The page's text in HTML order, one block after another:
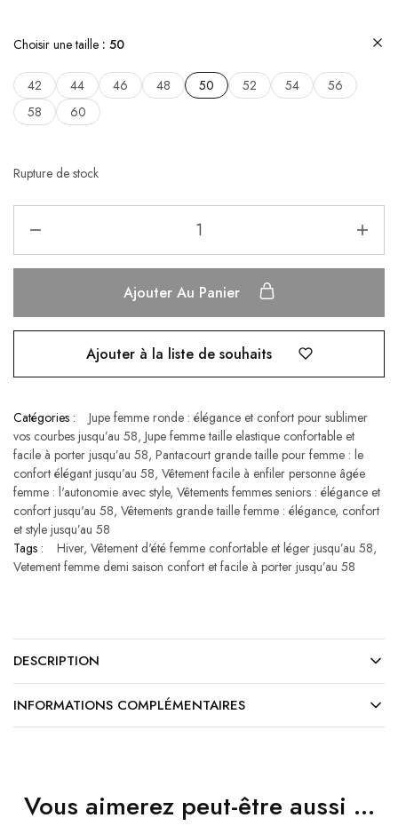
Choisir une taille 50
42 44 46 48 50 52 54
56
58
60
Rupture de stock
Ajouter Au Panier
Ajouter à la liste de souhaits
Catégories :
Jupe femme ronde : élégance et confort pour sublimer
vos courbes jusqu’au 58, Jupe femme taille elastique confortable et
facile à porter jusqu’au 58, Pantacourt grande taille pour femme : le
confort élégant jusqu’au 58, Vêtement facile à enfiler personne âgée
femme : l'autonomie avec style, Vêtements femmes seniors : élégance et
confort jusqu'au 58, Vêtements grande taille femme : élégance, confort
et style jusqu’au 58
Tags :
Hiver, Vêtement d'été femme confortable et léger jusqu’au 58,
Vetement femme demi saison confort et facile à porter jusqu’au 58
DESCRIPTION
INFORMATIONS COMPLÉMENTAIRES
Vous aimerez peut-être aussi …